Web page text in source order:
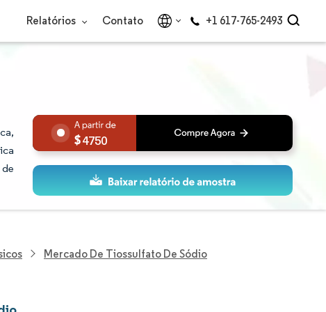
Relatórios Contato +1 617-765-2493
4750
Mercado De Tiossulfato De Sódio